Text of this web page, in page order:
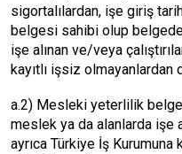
sigortalılardan, işe giriş
belgesi sahibi olup
işe alınan ve/veya
kayıtlı işsiz olmayanlardan
a.2) Mesleki yeterlilik
meslek ya da alanlarda işe
ayrıca Türkiye İş Kurumuna